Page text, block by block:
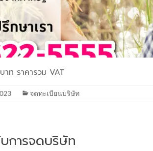
ท ราคารวม VAT
จดทะเบียนบริษัท
การจดบริษัท